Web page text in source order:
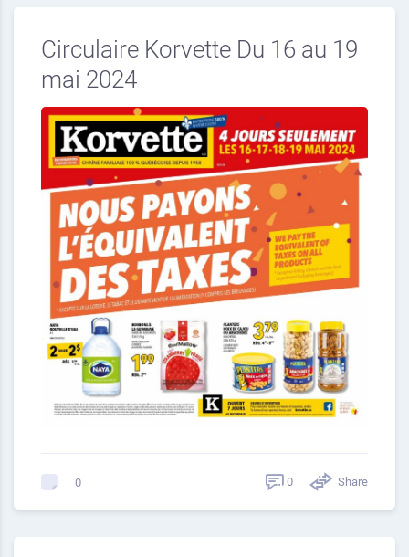
Circulaire Korvette Du 16 au 19
mai 2024
0 0 Share